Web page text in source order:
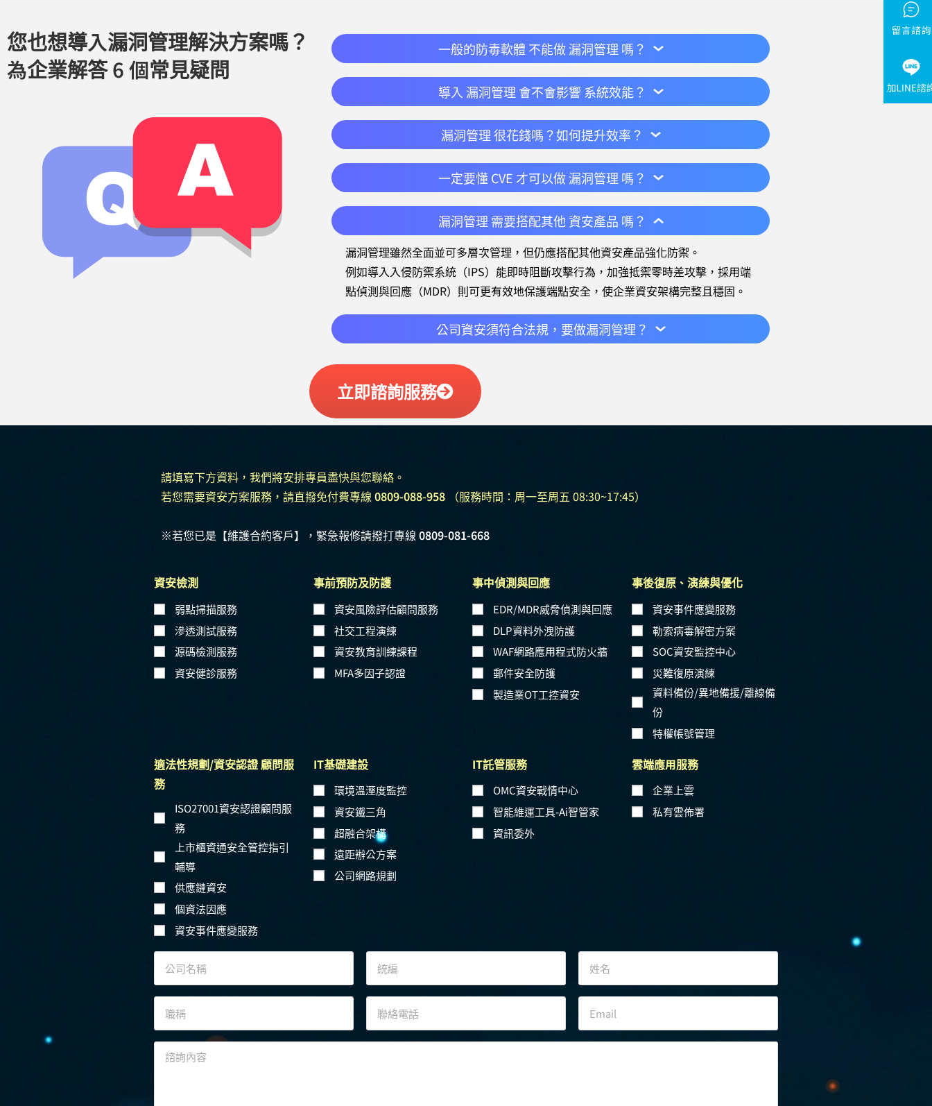
您也想導入漏洞管理解決方案嗎？
為企業解答 6 個常見疑問
一般的防毒軟體 不能做 漏洞管理 嗎？
導入 漏洞管理 會不會影響 系統效能？
漏洞管理 很花錢嗎？如何提升效率？
一定要懂 CVE 才可以做 漏洞管理 嗎？
漏洞管理 需要搭配其他 資安產品 嗎？
漏洞管理雖然全面並可多層次管理，但仍應搭配其他資安產品強化防禦。
例如導入入侵防禦系統（IPS）能即時阻斷攻擊行為，加強抵禦零時差攻擊，採用端
點偵測與回應（MDR）則可更有效地保護端點安全，使企業資安架構完整且穩固。
公司資安須符合法規，要做漏洞管理？
立即諮詢服務
請填寫下方資料，我們將安排專員盡快與您聯絡。
若您需要資安方案服務，請直撥免付費專線 0809-088-958 （服務時間：周一至周五 08:30~17:45）
※若您已是【維護合約客戶】，緊急報修請撥打專線 0809-081-668
資安檢測
弱點掃描服務
滲透測試服務
源碼檢測服務
資安健診服務
事前預防及防護
資安風險評估顧問服務
社交工程演練
資安教育訓練課程
MFA多因子認證
事中偵測與回應
EDR/MDR威脅偵測與回應
DLP資料外洩防護
WAF網路應用程式防火牆
郵件安全防護
製造業OT工控資安
事後復原、演練與優化
資安事件應變服務
勒索病毒解密方案
SOC資安監控中心
災難復原演練
資料備份/異地備援/離線備
份
特權帳號管理
適法性規劃/資安認證 顧問服
務
ISO27001資安認證顧問服
務
上市櫃資通安全管控指引
輔導
供應鏈資安
個資法因應
資安事件應變服務
IT基礎建設
環境溫溼度監控
資安鐵三角
超融合架構
遠距辦公方案
公司網路規劃
IT託管服務
OMC資安戰情中心
智能維運工具-Ai智管家
資訊委外
雲端應用服務
企業上雲
私有雲佈署